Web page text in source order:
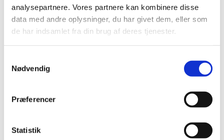
analysepartnere. Vores partnere kan kombinere disse
data med andre oplysninger, du har givet dem, eller som
de har indsamlet fra din brug af deres tjenester.
Nødvendig
Præferencer
Statistik
Når et ÅU studieforløb afgangsføres, vil alle aktive
ikke bedømte GUE'er blive sat til status "Ikke
gennemført" og studieforløbet vil blive afgangsført.
.
faktureringsgrundlag
Når en GUE oprettes på en PUE med to gebyrtyper af
faktureringsgrundlagslinjer - én for hver gebyrtype.
Når processen for oprettelse af
faktureringsgrundlagslinjer finder en fejl på en enkelt